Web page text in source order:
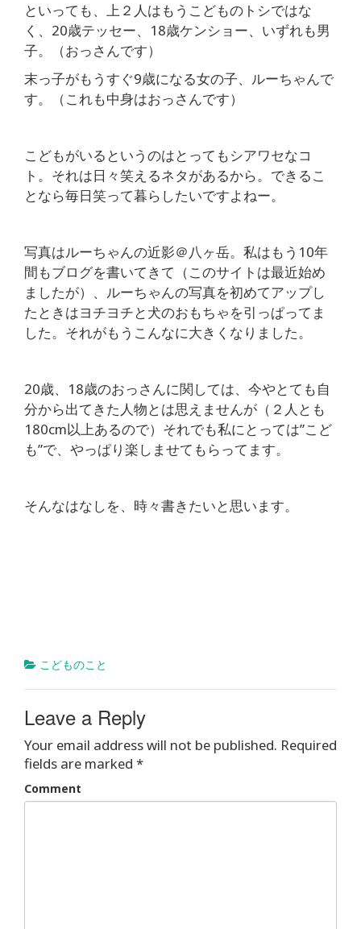
といっても、上２人はもうこどものトシではな
く、20歳テッセー、18歳ケンショー、いずれも男
子。（おっさんです）
末っ子がもうすぐ9歳になる女の子、ルーちゃんで
す。（これも中身はおっさんです）
こどもがいるというのはとってもシアワセなコ
ト。それは日々笑えるネタがあるから。できるこ
となら毎日笑って暮らしたいですよねー。
写真はルーちゃんの近影＠八ヶ岳。私はもう10年
間もブログを書いてきて（このサイトは最近始め
ましたが）、ルーちゃんの写真を初めてアップし
たときはヨチヨチと犬のおもちゃを引っぱってま
した。それがもうこんなに大きくなりました。
20歳、18歳のおっさんに関しては、今やとても自
分から出てきた人物とは思えませんが（２人とも
180cm以上あるので）それでも私にとっては”こど
も”で、やっぱり楽しませてもらってます。
そんなはなしを、時々書きたいと思います。
こどものこと
Leave a Reply
Your email address will not be published. Required
fields are marked *
Comment